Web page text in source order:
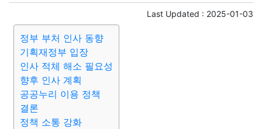
미용 증권 인테리어
요리 상품리뷰 원예
대출 자동차 취미 여행
종교
Last Updated : 2025-01-03
정부 부처 인사 동향
기획재정부 입장
인사 적체 해소 필요성
향후 인사 계획
공공누리 이용 정책
결론
정책 소통 강화